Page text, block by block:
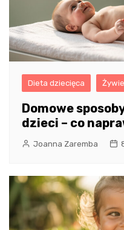
Dieta dziecięca
Domowe
dzieci – co
Joanna Zaremba